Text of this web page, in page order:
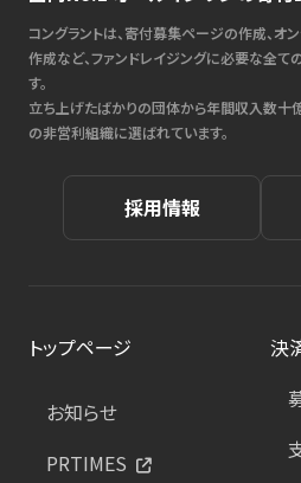
コングラントは、寄付募集ページの作成、オ
作成など、ファンドレイジングに必要な全
す。
立ち上げたばかりの団体から年間収入数十
の非営利組織に選ばれています。
採用情報
トップページ
お知らせ
PRTIMES
決